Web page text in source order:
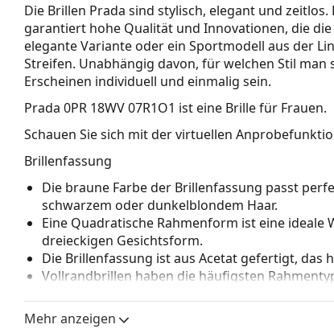
Die Brillen Prada sind stylisch, elegant und
garantiert hohe Qualität und Innovationen, die
elegante Variante oder ein Sportmodell aus der
Streifen. Unabhängig davon, für welchen Stil
Erscheinen individuell und einmalig sein.
Prada 0PR 18WV 07R1O1 ist eine Brille für Frauen.
Schauen Sie sich mit der virtuellen
Brillenfassung
Die braune Farbe der Brillenfassung passt
schwarzem oder dunkelblondem Haar.
Eine Quadratische Rahmenform ist eine
dreieckigen Gesichtsform.
Die Brillenfassung ist aus Acetat gefertigt, das
Vollrandbrillen haben die häufigsten
Vorteile ist die Robustheit, Langlebigkeit, die
vor allem ihr Schutz vor Beschädigungen.
Mehr anzeigen